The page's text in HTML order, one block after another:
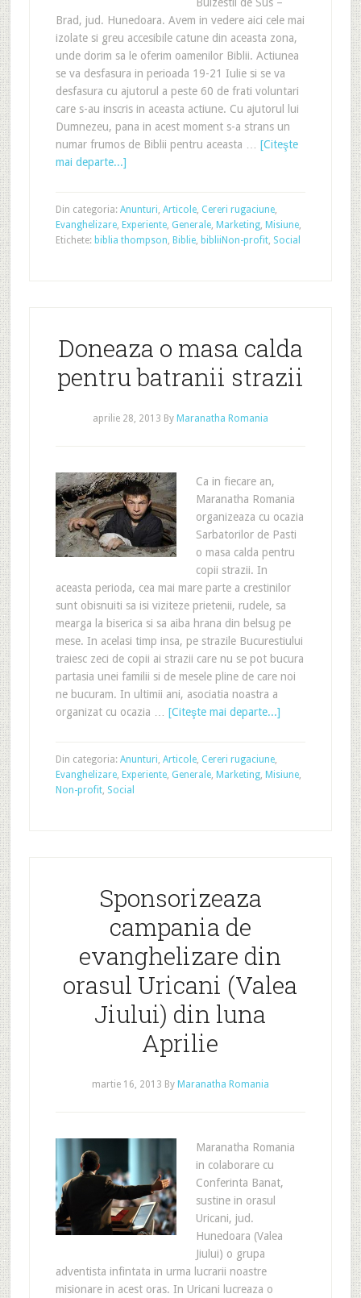
Brad, jud. Hunedoara. Avem in vedere aici cele mai
izolate si greu accesibile catune din aceasta zona,
unde dorim sa le oferim oamenilor Biblii. Actiunea
se va desfasura in perioada 19-21 Iulie si se va
desfasura cu ajutorul a peste 60 de frati voluntari
care s-au inscris in aceasta actiune. Cu ajutorul lui
Dumnezeu, pana in acest moment s-a strans un
numar frumos de Biblii pentru aceasta … [Citeşte
mai departe...]
Din categoria: Anunturi, Articole, Cereri rugaciune,
Evanghelizare, Experiente, Generale, Marketing, Misiune,
Non-profit, Social
Etichete: biblia thompson, Biblie, biblii
Doneaza o masa calda
pentru batranii strazii
aprilie 28, 2013 By Maranatha Romania
Ca in fiecare an,
Maranatha Romania
organizeaza cu ocazia
Sarbatorilor de Pasti
o masa calda pentru
copii strazii. In
aceasta perioda, cea mai mare parte a crestinilor
sunt obisnuiti sa isi viziteze prietenii, rudele, sa
mearga la biserica si sa aiba hrana din belsug pe
mese. In acelasi timp insa, pe strazile Bucurestiului
traiesc zeci de copii ai strazii care nu se pot bucura
partasia unei familii si de mesele pline de care noi
ne bucuram. In ultimii ani, asociatia noastra a
organizat cu ocazia … [Citeşte mai departe...]
Din categoria: Anunturi, Articole, Cereri rugaciune,
Evanghelizare, Experiente, Generale, Marketing, Misiune,
Non-profit, Social
Sponsorizeaza
campania de
evanghelizare din
orasul Uricani (Valea
Jiului) din luna
Aprilie
martie 16, 2013 By Maranatha Romania
Maranatha Romania
in colaborare cu
Conferinta Banat,
sustine in orasul
Uricani, jud.
Hunedoara (Valea
Jiului) o grupa
adventista infintata in urma lucrarii noastre
misionare in acest oras. In Uricani lucreaza o